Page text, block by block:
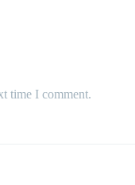
time I comment.